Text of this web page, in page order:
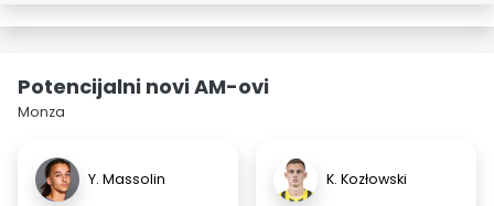
Potencijalni novi AM-ovi
Monza
Y. Massolin K. Kozłowski